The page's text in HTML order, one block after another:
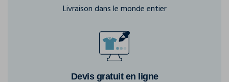
Livraison dans le monde entier
Devis gratuit en ligne